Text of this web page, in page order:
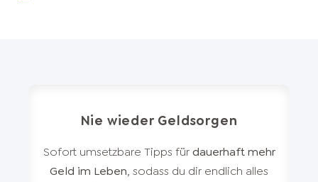
Nie wieder Geldsorgen
Sofort umsetzbare Tipps fürdauerhaft mehr
Geld im Leben, sodass du dir endlich alles